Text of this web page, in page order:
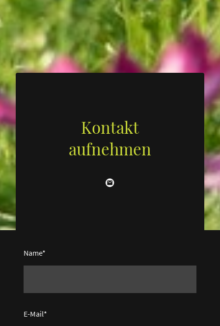
Kontakt
aufnehmen
Name*
E-Mail*